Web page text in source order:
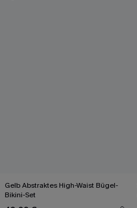
Gelb Abstraktes High-Waist Bügel-
Bikini-Set